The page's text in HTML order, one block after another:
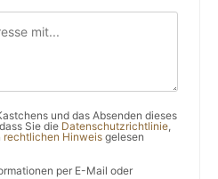
und das Absenden dieses
Sie die Datenschutzrichtlinie,
rechtlichen Hinweis gelesen
per E-Mail oder